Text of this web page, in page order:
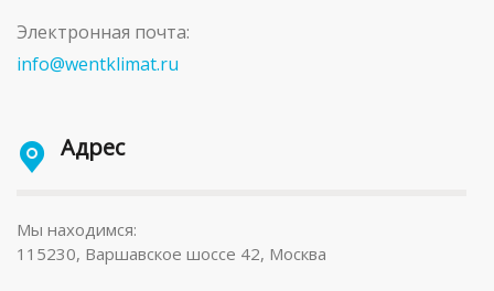
Электронная почта:
info@wentklimat.ru
Адрес
Мы находимся:
115230, Варшавское шоссе 42, Москва